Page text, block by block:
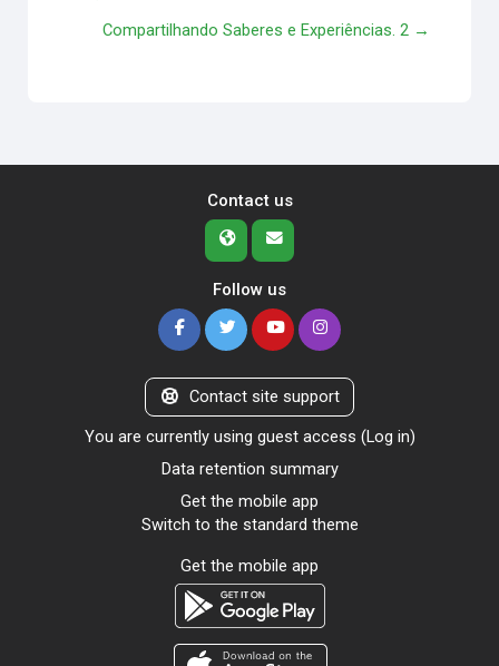
Compartilhando Saberes e Experiências. 2 →
Contact us
Follow us
Contact site support
You are currently using guest access (Log in)
Data retention summary
Get the mobile app
Switch to the standard theme
Get the mobile app